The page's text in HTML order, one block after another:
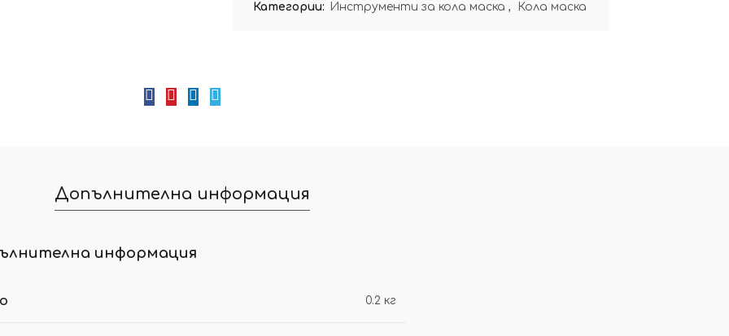
Категории: Инструменти за кола маска , Кола маска
Допълнителна информация
информация
0.2 кг